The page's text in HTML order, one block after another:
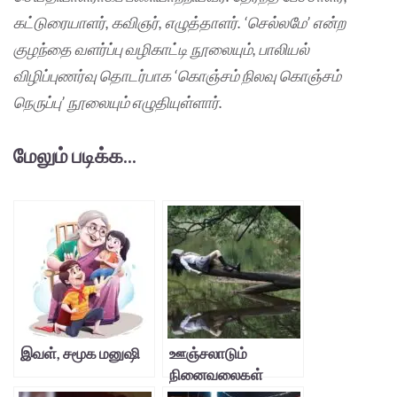
கட்டுரையாளர், கவிஞர், எழுத்தாளர். ‘செல்லமே’ என்ற
குழந்தை வளர்ப்பு வழிகாட்டி நூலையும், பாலியல்
விழிப்புணர்வு தொடர்பாக ‘கொஞ்சம் நிலவு கொஞ்சம்
நெருப்பு’ நூலையும் எழுதியுள்ளார்.
மேலும் படிக்க...
இவள், சமூக மனுஷி
ஊஞ்சலாடும்
நினைவலைகள்